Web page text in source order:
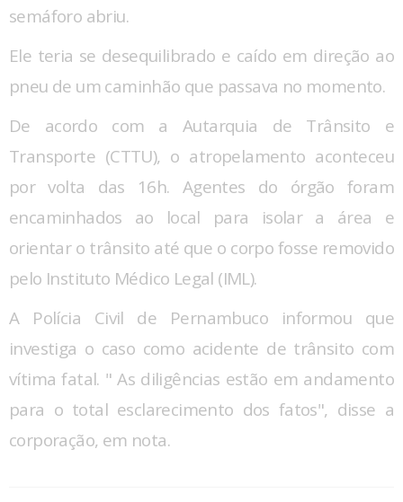
semáforo abriu.
Ele teria se desequilibrado e caído em direção ao
pneu de um caminhão que passava no momento.
De acordo com a Autarquia de Trânsito e
Transporte (CTTU), o atropelamento aconteceu
por volta das 16h. Agentes do órgão foram
encaminhados ao local para isolar a área e
orientar o trânsito até que o corpo fosse removido
pelo Instituto Médico Legal (IML).
A Polícia Civil de Pernambuco informou que
investiga o caso como acidente de trânsito com
vítima fatal. " As diligências estão em andamento
para o total esclarecimento dos fatos", disse a
corporação, em nota.